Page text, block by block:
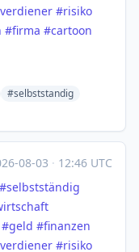
#risiko
#firma #cartoon
#selbststandig
08-03 · 12:46 UTC
#selbstständig
#geld #finanzen
#risiko